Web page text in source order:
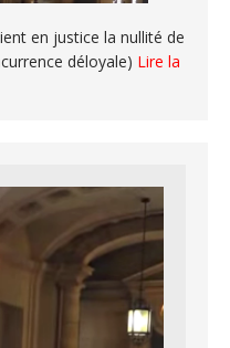
en justice la nullité de
déloyale) Lire la